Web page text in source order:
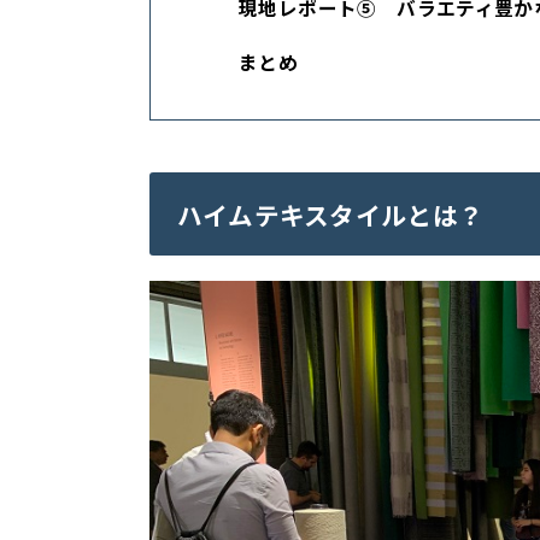
現地レポート⑤ バラエティ豊か
まとめ
ハイムテキスタイルとは？